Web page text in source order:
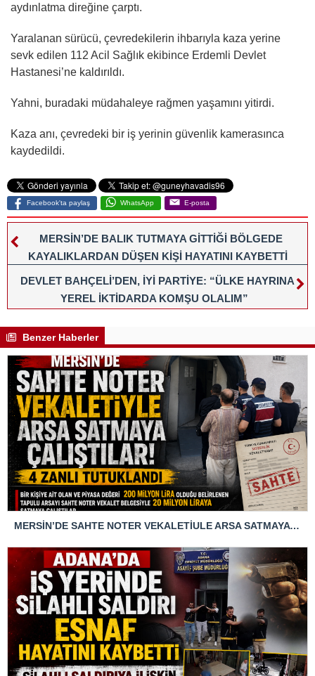
aydınlatma direğine çarptı.
Yaralanan sürücü, çevredekilerin ihbarıyla kaza yerine
sevk edilen 112 Acil Sağlık ekibince Erdemli Devlet
Hastanesi’ne kaldırıldı.
Yahni, buradaki müdahaleye rağmen yaşamını yitirdi.
Kaza anı, çevredeki bir iş yerinin güvenlik kamerasınca
kaydedildi.
Facebook'ta paylaş WhatsApp E-posta
MERSİN’DE BALIK TUTMAYA GİTTİĞİ BÖLGEDE
KAYALIKLARDAN DÜŞEN KİŞİ HAYATINI KAYBETTİ
DEVLET BAHÇELİ’DEN, İYİ PARTİYE: “ÜLKE HAYRINA
YEREL İKTİDARDA KOMŞU OLALIM”
Benzer Haberler
MERSİN’DE SAHTE NOTER VEKALETİULE ARSA SATMAYA ÇALIŞTIRLAR